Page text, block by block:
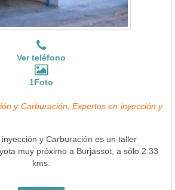
Ver teléfono
1Foto
y Carburación, Expertos en inyección y
y Carburación es un taller
muy próximo a Burjassot, a sólo 2.33
kms.